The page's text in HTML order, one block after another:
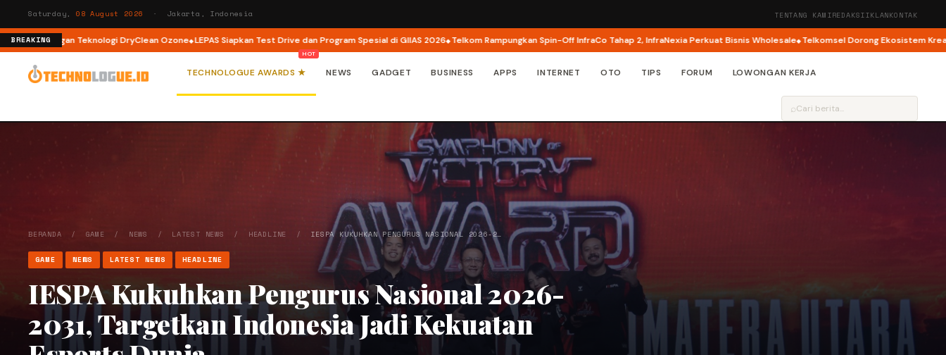
Saturday, 08 August 2026 · Jakarta, Indonesia TENTANG KAMIREDAKSIIKLANKONTAK
BREAKING
dengan Teknologi DryClean Ozone LEPAS Siapkan Test Drive dan Program Spesial di GIIAS 2026 Telkom Rampungkan Spin-Off InfraCo Tahap 2, InfraNexia Perkuat Bisnis Wholesale Telkomsel Dorong Ekosistem Kreator AI
TECHNOLOGUE AWARDS ★ NEWS GADGET BUSINESS APPS INTERNET OTO TIPS FORUM LOWONGAN KERJA
⌕
BERANDA / GAME / NEWS / LATEST NEWS / HEADLINE / IESPA KUKUHKAN PENGURUS NASIONAL 2026-2…
GAME NEWS LATEST NEWS HEADLINE
IESPA Kukuhkan Pengurus Nasional 2026-
2031, Targetkan Indonesia Jadi Kekuatan